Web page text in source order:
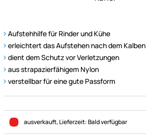
Aufstehhilfe für Rinder und Kühe
erleichtert das Aufstehen nach dem Kalben
dient dem Schutz vor Verletzungen
aus strapazierfähigem Nylon
verstellbar für eine gute Passform
ausverkauft, Lieferzeit:Bald verfügbar